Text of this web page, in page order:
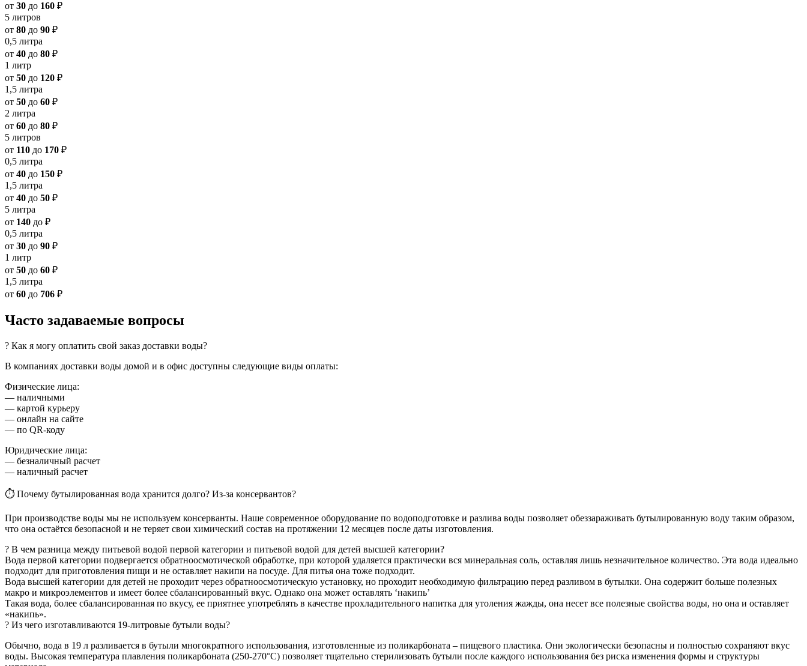
от 30 до 160 ₽
5 литров
от 80 до 90 ₽
0,5 литра
от 40 до 80 ₽
1 литр
от 50 до 120 ₽
1,5 литра
от 50 до 60 ₽
2 литра
от 60 до 80 ₽
5 литров
от 110 до 170 ₽
0,5 литра
от 40 до 150 ₽
1,5 литра
от 40 до 50 ₽
5 литра
от 140 до ₽
0,5 литра
от 30 до 90 ₽
1 литр
от 50 до 60 ₽
1,5 литра
от 60 до 706 ₽
Часто задаваемые вопросы
? Как я могу оплатить свой заказ доставки воды?
В компаниях доставки воды домой и в офис доступны следующие виды оплаты:
Физические лица:
— наличными
— картой курьеру
— онлайн на сайте
— по QR-коду
Юридические лица:
— безналичный расчет
— наличный расчет
⏱ Почему бутылированная вода хранится долго? Из-за консервантов?
При производстве воды мы не используем консерванты. Наше современное оборудование по водоподготовке и разлива воды позволяет обеззараживать бутылированную воду таким образом,
что она остаётся безопасной и не теряет свои химический состав на протяжении 12 месяцев после даты изготовления.
? В чем разница между питьевой водой первой категории и питьевой водой для детей высшей категории?
Вода первой категории подвергается обратноосмотической обработке, при которой удаляется практически вся минеральная соль, оставляя лишь незначительное количество. Эта вода идеально
подходит для приготовления пищи и не оставляет накипи на посуде. Для питья она тоже подходит.
Вода высшей категории для детей не проходит через обратноосмотическую установку, но проходит необходимую фильтрацию перед разливом в бутылки. Она содержит больше полезных
макро и микроэлементов и имеет более сбалансированный вкус. Однако она может оставлять ‘накипь’
Такая вода, более сбалансированная по вкусу, ее приятнее употреблять в качестве прохладительного напитка для утоления жажды, она несет все полезные свойства воды, но она и оставляет
«накипь».
? Из чего изготавливаются 19-литровые бутыли воды?
Обычно, вода в 19 л разливается в бутыли многократного использования, изготовленные из поликарбоната – пищевого пластика. Они экологически безопасны и полностью сохраняют вкус
воды. Высокая температура плавления поликарбоната (250-270°C) позволяет тщательно стерилизовать бутыли после каждого использования без риска изменения формы и структуры